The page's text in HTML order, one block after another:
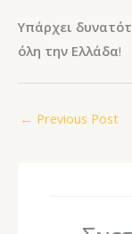
Υπάρχει
όλη την Ελλάδα!
← Previous Post